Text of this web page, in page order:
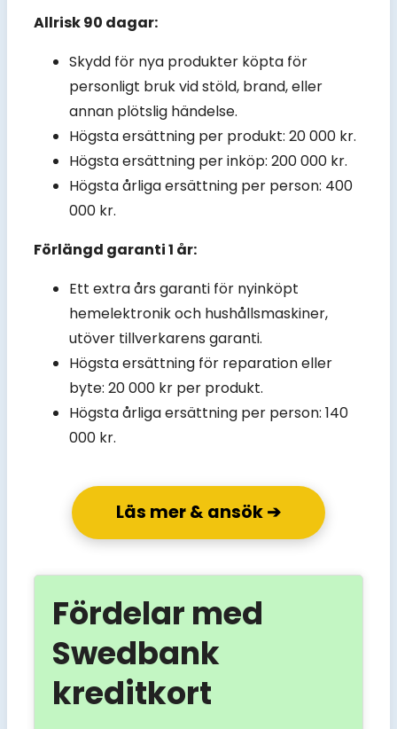
Allrisk 90 dagar:
Skydd för nya produkter köpta för
personligt bruk vid stöld, brand, eller
annan plötslig händelse.
Högsta ersättning per produkt: 20 000 kr.
Högsta ersättning per inköp: 200 000 kr.
Högsta årliga ersättning per person: 400
000 kr.
Förlängd garanti 1 år:
Ett extra års garanti för nyinköpt
hemelektronik och hushållsmaskiner,
utöver tillverkarens garanti.
Högsta ersättning för reparation eller
byte: 20 000 kr per produkt.
Högsta årliga ersättning per person: 140
000 kr.
Läs mer & ansök ➔
Fördelar med
Swedbank
kreditkort